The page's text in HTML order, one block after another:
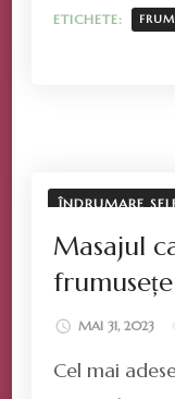
ETICHETE:
ÎNDRUMARE
Masajul
MAI 31, 2023
Cel mai